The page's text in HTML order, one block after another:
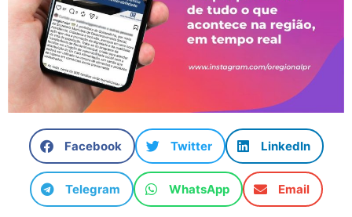
Facebook Twitter LinkedIn
Telegram WhatsApp Email